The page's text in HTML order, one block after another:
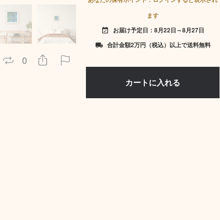
0
ます
event_available お届け予定日：8月22日～8月27日
local_shipping 合計金額2万円（税込）以上で送料無料